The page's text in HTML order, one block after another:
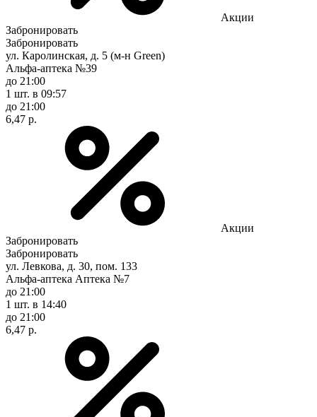
Акции
Забронировать
Забронировать
ул. Каролинская, д. 5 (м-н Green)
Альфа-аптека №39
до 21:00
1 шт. в 09:57
до 21:00
6,47 р.
Акции
Забронировать
Забронировать
ул. Левкова, д. 30, пом. 133
Альфа-аптека Аптека №7
до 21:00
1 шт. в 14:40
до 21:00
6,47 р.